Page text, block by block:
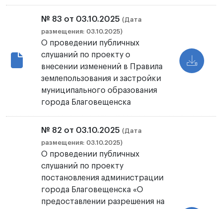
№ 83 от 03.10.2025 (Дата
размещения: 03.10.2025)
О проведении публичных
слушаний по проекту о
внесении изменений в Правила
землепользования и застройки
муниципального образования
города Благовещенска
№ 82 от 03.10.2025 (Дата
размещения: 03.10.2025)
О проведении публичных
слушаний по проекту
постановления администрации
города Благовещенска «О
предоставлении разрешения на